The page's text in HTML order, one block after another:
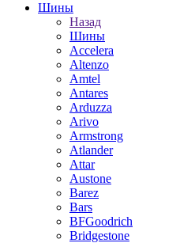
Шины
Назад
Шины
Accelera
Altenzo
Amtel
Antares
Arduzza
Arivo
Armstrong
Atlander
Attar
Austone
Barez
Bars
BFGoodrich
Bridgestone